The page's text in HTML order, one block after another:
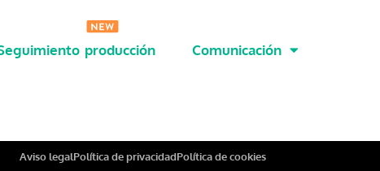
producción Comunicación
Aviso legalPolítica de privacidadPolítica de cookies